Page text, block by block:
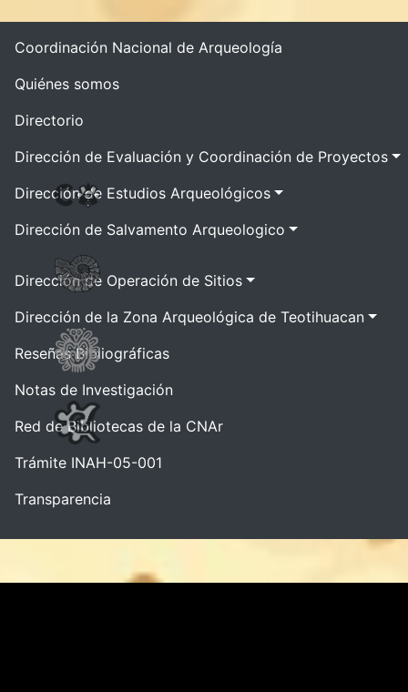
Coordinación Nacional de Arqueología
Quiénes somos
Directorio
Dirección de Evaluación y Coordinación de Proyectos
Dirección de Estudios Arqueológicos
Dirección de Salvamento Arqueologico
Dirección de Operación de Sitios
Dirección de la Zona Arqueológica de Teotihuacan
Reseñas Bibliográficas
Notas de Investigación
Red de Bibliotecas de la CNAr
Trámite INAH-05-001
Transparencia